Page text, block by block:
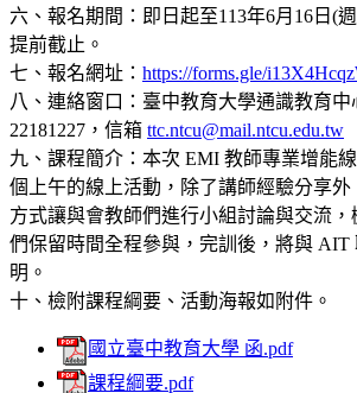
六、報名期間：即日起至113年6月16日(
提前截止。
七、報名網址： https://forms.gle/
八、連絡窗口：臺中教育大學通識教育中
22181227，信箱 ttc.ntcu@mail.ntcu.edu.tw
九、課程簡介：本次 EMI 教師專業增能
個上午的線上活動，除了講師經驗分享
方式讓與會教師們進行小組討論與交流
們保留時間全程參與，完訓後，將與 AIT
明。
十、檢附課程綱要、活動海報如附件。
國立臺中教育大學 函.pdf
課程綱要.pdf